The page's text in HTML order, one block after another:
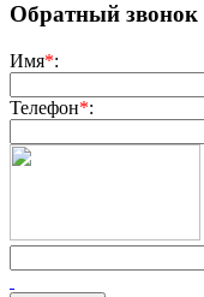
Обратный звонок
Имя*:
Телефон*: